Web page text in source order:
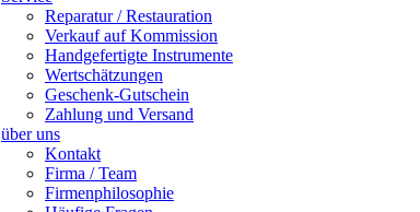
Reparatur / Restauration
Verkauf auf Kommission
Handgefertigte Instrumente
Wertschätzungen
Geschenk-Gutschein
Zahlung und Versand
über uns
Kontakt
Firma / Team
Firmenphilosophie